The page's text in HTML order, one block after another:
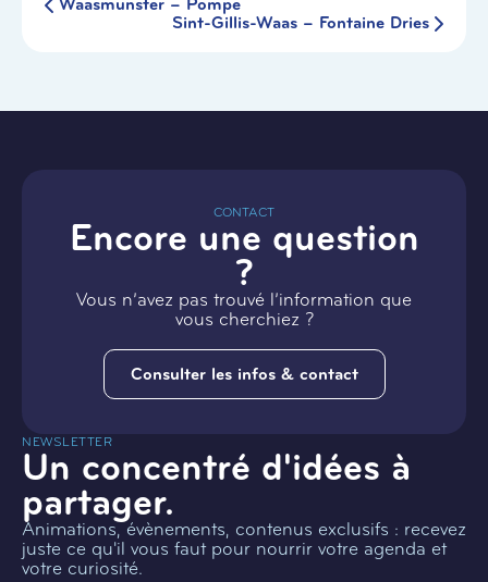
Waasmunster – Pompe
Sint-Gillis-Waas – Fontaine Dries
CONTACT
Encore une question
?
Vous n’avez pas trouvé l’information que
vous cherchiez ?
Consulter les infos & contact
NEWSLETTER
Un concentré d'idées à
partager.
Animations, évènements, contenus exclusifs : recevez
juste ce qu'il vous faut pour nourrir votre agenda et
votre curiosité.